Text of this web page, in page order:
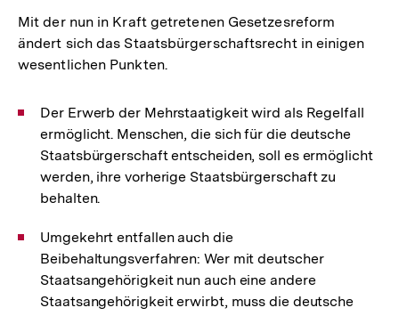
Mit der nun in Kraft getretenen Gesetzesreform
ändert sich das Staatsbürgerschaftsrecht in einigen
wesentlichen Punkten.
Der Erwerb der Mehrstaatigkeit wird als Regelfall
ermöglicht. Menschen, die sich für die deutsche
Staatsbürgerschaft entscheiden, soll es ermöglicht
werden, ihre vorherige Staatsbürgerschaft zu
behalten.
Umgekehrt entfallen auch die
Beibehaltungsverfahren: Wer mit deutscher
Staatsangehörigkeit nun auch eine andere
Staatsangehörigkeit erwirbt, muss die deutsche